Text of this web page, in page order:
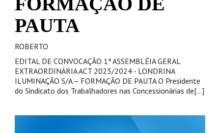
PAUTA
ROBERTO
EDITAL DE CONVOCAÇÃO 1ª ASSEMBLÉIA GERAL
EXTRAORDINÁRIA ACT 2023/2024 - LONDRINA
ILUMINAÇÃO S/A – FORMAÇÃO DE PAUTA O Presidente
do Sindicato dos Trabalhadores nas Concessionárias de[...]